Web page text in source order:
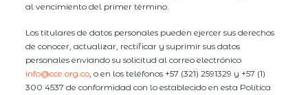
al vencimiento del primer término.
Los titulares de datos personales pueden ejercer sus derechos
de conocer, actualizar, rectificar y suprimir sus datos
personales enviando su solicitud al correo electrónico
info@cce.org.co , o en los teléfonos +57 (321) 2591329 y +57 (1)
300 4537 de conformidad con lo establecido en esta Política